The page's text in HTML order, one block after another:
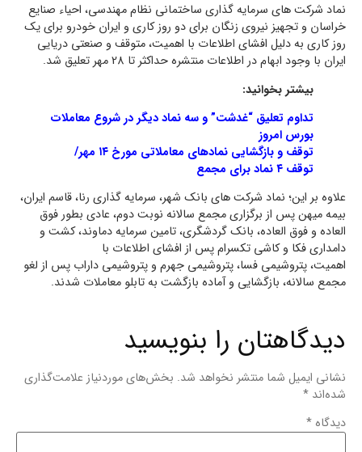
نماد شرکت های سرمایه گذاری ساختمانی نظام مهندسی، احیاء صنایع
خراسان و تجهیز نیروی‌ زنگان‌ برای دو روز کاری و ایران خودرو برای یک
روز کاری به دلیل افشای اطلاعات با اهمیت، متوقف و صنعتی دریایی
ایران با وجود ابهام در اطلاعات منتشره حداکثر تا 28 مهر تعلیق شد.
بیشتر بخوانید:
تداوم تعلیق “غدشت” و سه نماد دیگر در شروع معاملات
بورس امروز
توقف و بازگشایی نمادهای معاملاتی مورخ ۱۴ مهر/
توقف ۴ نماد برای مجمع
علاوه بر این؛ نماد شرکت های بانک شهر، سرمایه گذاری رنا، قاسم ایران،
بیمه میهن پس از برگزاری مجمع سالانه نوبت دوم، عادی بطور فوق
العاده و فوق العاده، بانک گردشگری، تامین سرمایه دماوند، کشت و
دامداری فکا و کاشی تکسرام پس از افشای اطلاعات با
اهمیت، پتروشیمی فسا، پتروشیمی جهرم و پتروشیمی داراب پس از لغو
مجمع سالانه، بازگشایی و آماده بازگشت به تابلو معاملات شدند.
دیدگاهتان را بنویسید
نشانی ایمیل شما منتشر نخواهد شد. بخش‌های موردنیاز علامت‌گذاری
شده‌اند *
دیدگاه *